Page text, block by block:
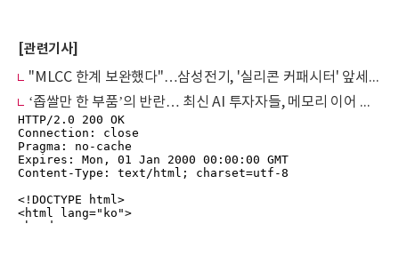
[관련기사]
"MLCC 한계 보완했다"…삼성전기, '실리콘 커패시터' 앞세워 AI경쟁력 강화
‘좁쌀만 한 부품’의 반란… 최신 AI 투자자들, 메모리 이어 MLCC에 꽂혔다